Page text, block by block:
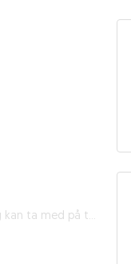
ta med på turer!!